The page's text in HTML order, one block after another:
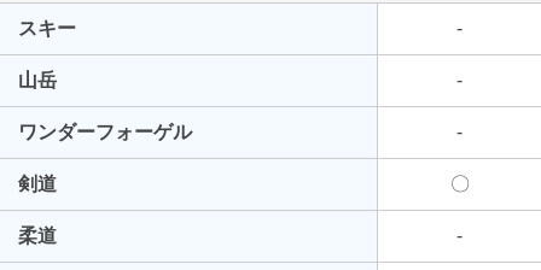
スキー -
山岳 -
ワンダーフォーゲル -
剣道 〇
柔道 -